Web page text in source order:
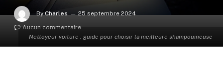
Nettoyeur voiture : guide pour choisir la meilleure shampouineuse
By Charles
25 septembre 2024
Aucun commentaire